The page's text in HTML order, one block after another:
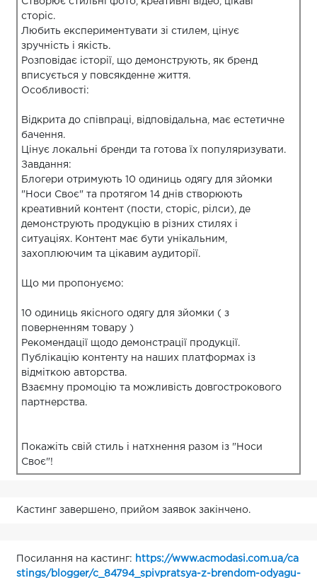
сторіс.
Любить експериментувати зі стилем, цінує
зручність і якість.
Розповідає історії, що демонструють, як бренд
вписується у повсякденне життя.
Особливості:
Відкрита до співпраці, відповідальна, має естетичне
бачення.
Цінує локальні бренди та готова їх популяризувати.
Завдання:
Блогери отримують 10 одиниць одягу для зйомки
"Носи Своє" та протягом 14 днів створюють
креативний контент (пости, сторіс, рілси), де
демонструють продукцію в різних стилях і
ситуаціях. Контент має бути унікальним,
захоплюючим та цікавим аудиторії.
Що ми пропонуємо:
10 одиниць якісного одягу для зйомки ( з
поверненням товару )
Рекомендації щодо демонстрації продукції.
Публікацію контенту на наших платформах із
відміткою авторства.
Взаємну промоцію та можливість довгострокового
партнерства.
Покажіть свій стиль і натхнення разом із "Носи
Своє"!
Кастинг завершено, прийом заявок закінчено.
Посилання на кастинг: https://www.acmodasi.com.ua/ca
stings/blogger/c_84794_spivpratsya-z-brendom-odyagu-